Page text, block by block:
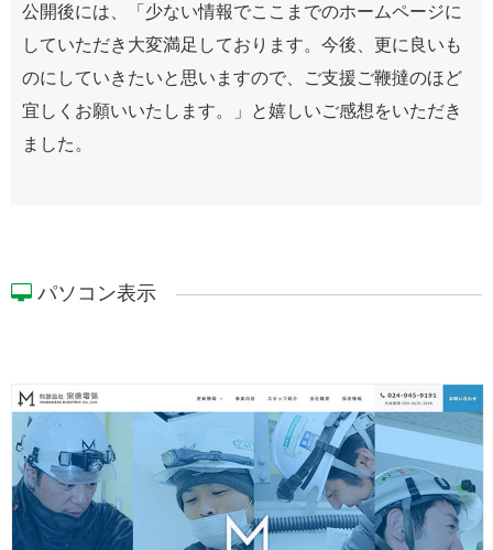
公開後には、「少ない情報でここまでのホームページに
していただき大変満足しております。今後、更に良いも
のにしていきたいと思いますので、ご支援ご鞭撻のほど
宜しくお願いいたします。」と嬉しいご感想をいただき
ました。
パソコン表示